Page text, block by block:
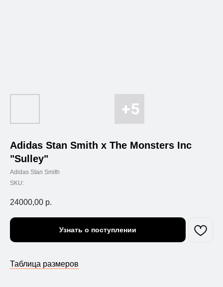
Adidas Stan Smith x The Monsters Inc
"Sulley"
Adidas Stan Smith
SKU:
24000,00 р.
Узнать о поступлении
Таблица размеров